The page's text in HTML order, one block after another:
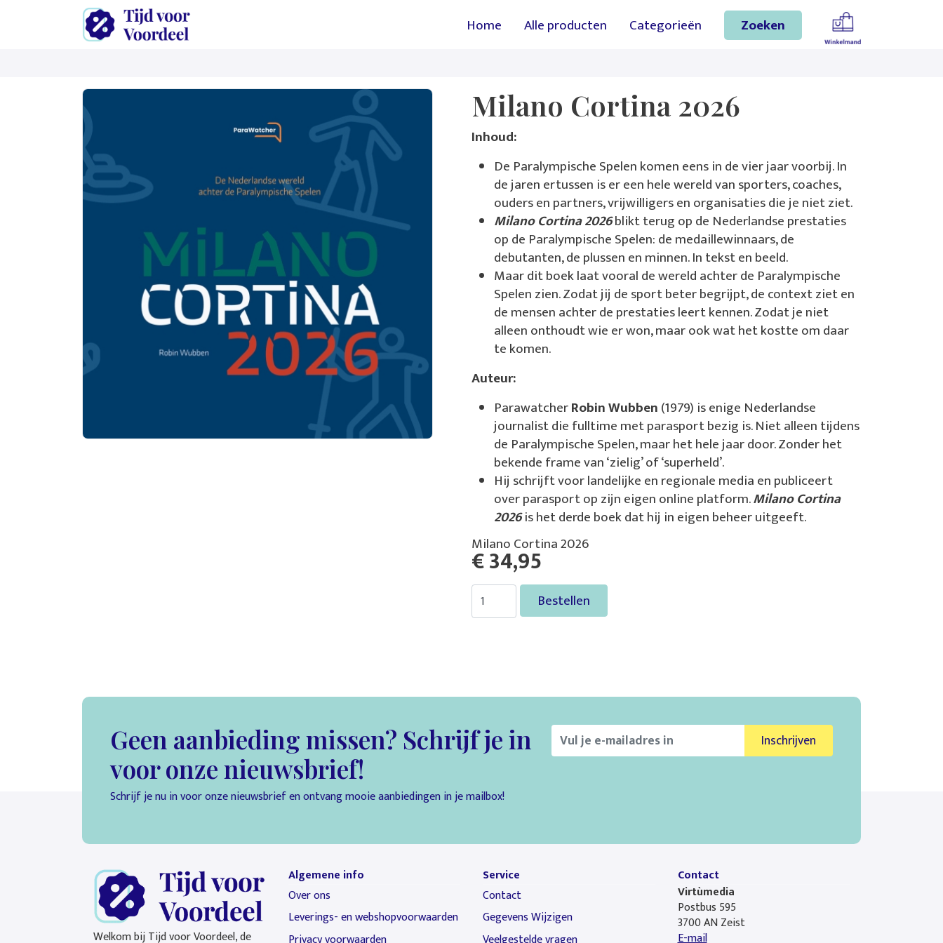
Hoofdnavigatie
Home Alle producten Categorieën Zoeken
Milano Cortina 2026
Inhoud:
De Paralympische Spelen komen eens in de vier jaar voorbij. In
de jaren ertussen is er een hele wereld van sporters, coaches,
ouders en partners, vrijwilligers en organisaties die je niet ziet.
Milano Cortina 2026blikt terug op de Nederlandse prestaties
op de Paralympische Spelen: de medaillewinnaars, de
debutanten, de plussen en minnen. In tekst en beeld.
Maar dit boek laat vooral de wereld achter de Paralympische
Spelen zien. Zodat jij de sport beter begrijpt, de context ziet en
de mensen achter de prestaties leert kennen. Zodat je niet
alleen onthoudt wie er won, maar ook wat het kostte om daar
te komen.
Auteur:
ParawatcherRobin Wubben(1979) is enige Nederlandse
journalist die fulltime met parasport bezig is. Niet alleen tijdens
de Paralympische Spelen, maar het hele jaar door. Zonder het
bekende frame van ‘zielig’ of ‘superheld’.
Hij schrijft voor landelijke en regionale media en publiceert
over parasport op zijn eigen online platform.Milano Cortina
2026is het derde boek dat hij in eigen beheer uitgeeft.
Milano Cortina 2026
€ 34,95
Bestellen
Geen aanbieding missen? Schrijf je in
voor onze nieuwsbrief!
Schrijf je nu in voor onze nieuwsbrief en ontvang mooie aanbiedingen in je mailbox!
Inschrijven
Welkom bij Tijd voor Voordeel, de
Algemene info
Over ons
Leverings- en webshopvoorwaarden
Service
Contact
Gegevens Wijzigen
Contact
Virtùmedia
Postbus 595
3700 AN Zeist
E-mail